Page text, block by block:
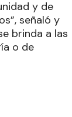
y de
señaló y
brinda a las
o de